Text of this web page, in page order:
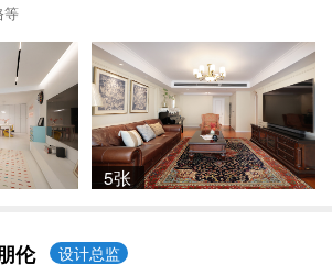
等
5张
伦 设计总监